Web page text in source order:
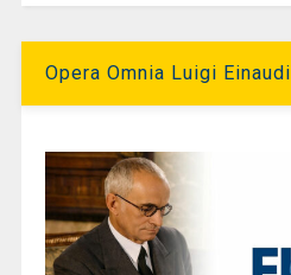
Opera Omnia Luigi Einaudi